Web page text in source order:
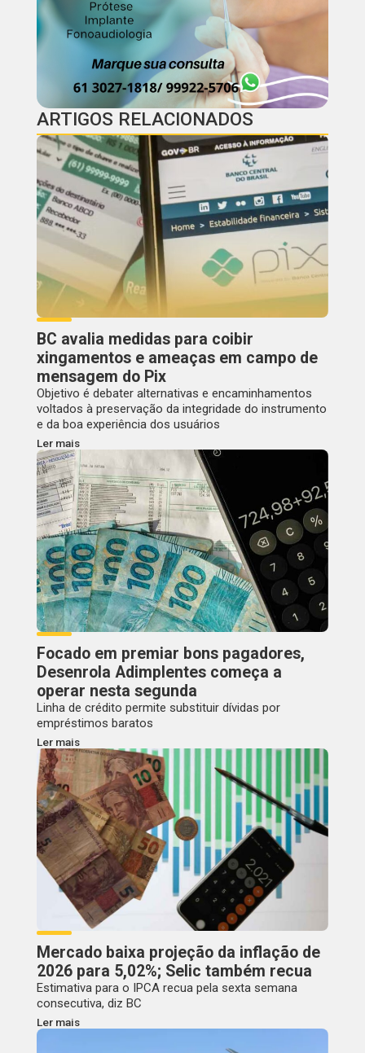
ARTIGOS RELACIONADOS
BC avalia medidas para coibir
xingamentos e ameaças em campo de
mensagem do Pix
Objetivo é debater alternativas e encaminhamentos
voltados à preservação da integridade do instrumento
e da boa experiência dos usuários
Ler mais
Focado em premiar bons pagadores,
Desenrola Adimplentes começa a
operar nesta segunda
Linha de crédito permite substituir dívidas por
empréstimos baratos
Ler mais
Mercado baixa projeção da inflação de
2026 para 5,02%; Selic também recua
Estimativa para o IPCA recua pela sexta semana
consecutiva, diz BC
Ler mais